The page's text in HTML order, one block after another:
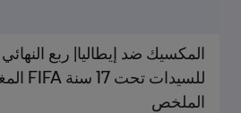
المكسيك ضد إيطاليا| ربع
الملخص